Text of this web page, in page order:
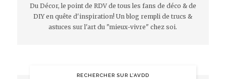
Du Décor, le point de RDV de tous les fans de déco & de
DIY en quête d'inspiration! Un blog rempli de trucs &
astuces sur l'art du "mieux-vivre" chez soi.
RECHERCHER SUR L’AVDD